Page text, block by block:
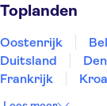
Toplanden
Oostenrijk
Duitsland
Frankrijk